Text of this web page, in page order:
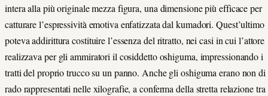
intera alla più originale mezza figura, una dimensione più efficace per
catturare l’espressività emotiva enfatizzata dal kumadori. Quest’ultimo
poteva addirittura costituire l’essenza del ritratto, nei casi in cui l’attore
realizzava per gli ammiratori il cosiddetto oshiguma, impressionando i
tratti del proprio trucco su un panno. Anche gli oshiguma erano non di
rado rappresentati nelle xilografie, a conferma della stretta relazione tra